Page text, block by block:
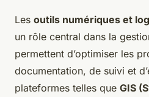
Les outils numériques et
un rôle central dans la
permettent d’optimiser les
documentation, de suivi et
plateformes telles que GIS